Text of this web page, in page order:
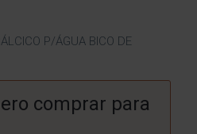
P/ÁGUA BICO DE
comprar para